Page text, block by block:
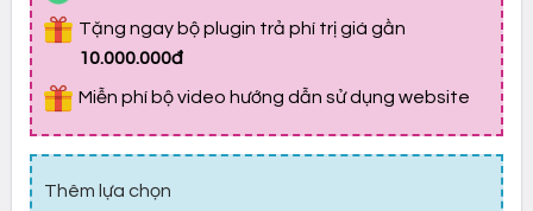
Tặng ngay bộ plugin trả phí trị giá gần
10.000.000đ
Miễn phí bộ video hướng dẫn sử dụng website
Thêm lựa chọn